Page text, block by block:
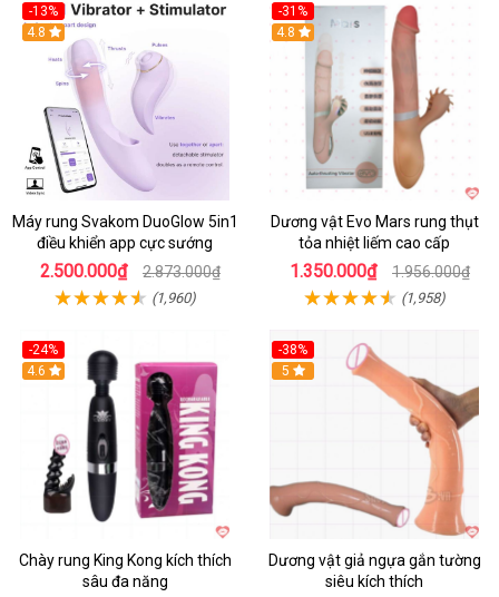
-13%
4.8
Máy rung Svakom DuoGlow 5in1
điều khiển app cực sướng
2.500.000₫ 2.873.000₫
(1,960)
-31%
4.8
Dương vật Evo Mars rung thụt
tỏa nhiệt liếm cao cấp
1.350.000₫ 1.956.000₫
(1,958)
-24%
4.6
Chày rung King Kong kích thích
sâu đa năng
-38%
Hot
5
Dương vật giả ngựa gắn tường
siêu kích thích